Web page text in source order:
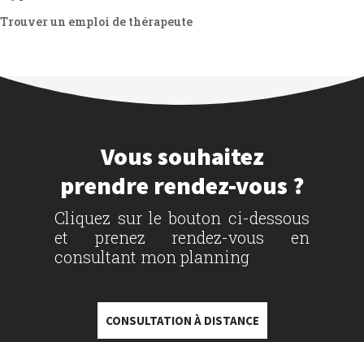
Trouver un emploi de thérapeute
Vous souhaitez
prendre rendez-vous ?
Cliquez sur le bouton ci-dessous
et prenez rendez-vous en
consultant mon planning
CONSULTATION À DISTANCE